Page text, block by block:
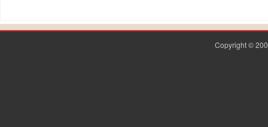
Copyright ©